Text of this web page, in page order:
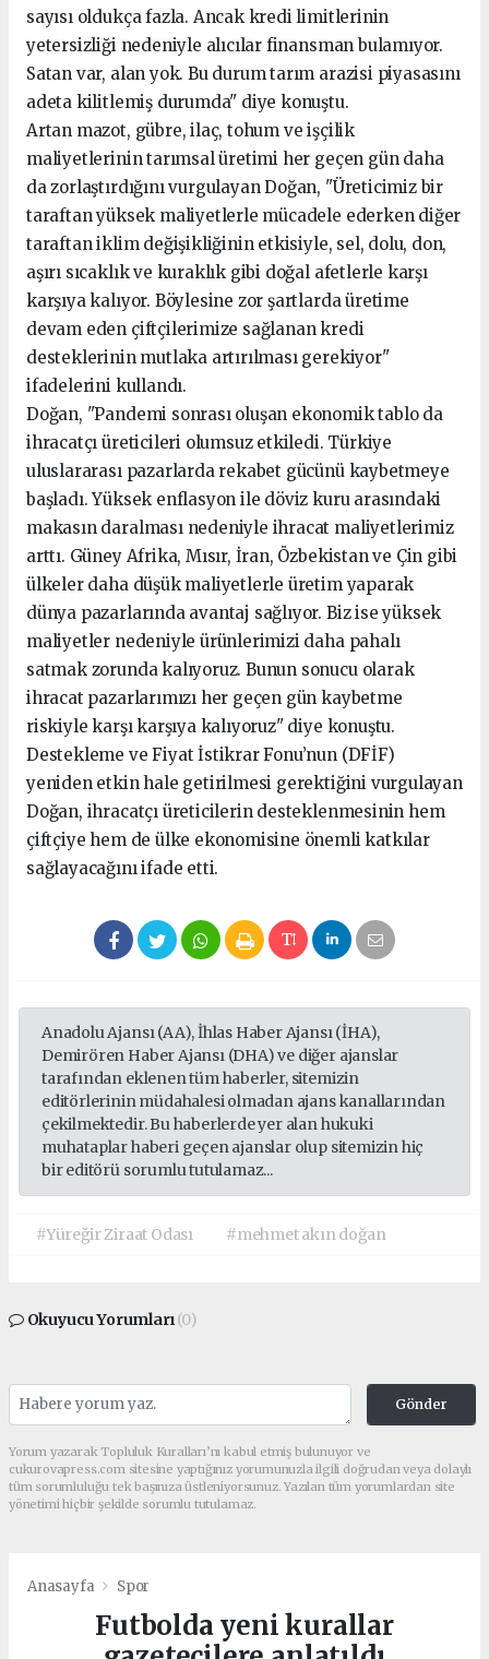
sayısı oldukça fazla. Ancak kredi limitlerinin
yetersizliği nedeniyle alıcılar finansman bulamıyor.
Satan var, alan yok. Bu durum tarım arazisi piyasasını
adeta kilitlemiş durumda" diye konuştu.
Artan mazot, gübre, ilaç, tohum ve işçilik
maliyetlerinin tarımsal üretimi her geçen gün daha
da zorlaştırdığını vurgulayan Doğan, "Üreticimiz bir
taraftan yüksek maliyetlerle mücadele ederken diğer
taraftan iklim değişikliğinin etkisiyle, sel, dolu, don,
aşırı sıcaklık ve kuraklık gibi doğal afetlerle karşı
karşıya kalıyor. Böylesine zor şartlarda üretime
devam eden çiftçilerimize sağlanan kredi
desteklerinin mutlaka artırılması gerekiyor"
ifadelerini kullandı.
Doğan, "Pandemi sonrası oluşan ekonomik tablo da
ihracatçı üreticileri olumsuz etkiledi. Türkiye
uluslararası pazarlarda rekabet gücünü kaybetmeye
başladı. Yüksek enflasyon ile döviz kuru arasındaki
makasın daralması nedeniyle ihracat maliyetlerimiz
arttı. Güney Afrika, Mısır, İran, Özbekistan ve Çin gibi
ülkeler daha düşük maliyetlerle üretim yaparak
dünya pazarlarında avantaj sağlıyor. Biz ise yüksek
maliyetler nedeniyle ürünlerimizi daha pahalı
satmak zorunda kalıyoruz. Bunun sonucu olarak
ihracat pazarlarımızı her geçen gün kaybetme
riskiyle karşı karşıya kalıyoruz" diye konuştu.
Destekleme ve Fiyat İstikrar Fonu’nun (DFİF)
yeniden etkin hale getirilmesi gerektiğini vurgulayan
Doğan, ihracatçı üreticilerin desteklenmesinin hem
çiftçiye hem de ülke ekonomisine önemli katkılar
sağlayacağını ifade etti.
Anadolu Ajansı (AA), İhlas Haber Ajansı (İHA),
Demirören Haber Ajansı (DHA) ve diğer ajanslar
tarafından eklenen tüm haberler, sitemizin
editörlerinin müdahalesi olmadan ajans kanallarından
çekilmektedir. Bu haberlerde yer alan hukuki
muhataplar haberi geçen ajanslar olup sitemizin hiç
bir editörü sorumlu tutulamaz...
#Yüreğir Ziraat Odası #mehmet akın doğan
Okuyucu Yorumları(0)
Gönder
Yorum yazarak Topluluk Kuralları’nı kabul etmiş bulunuyor ve
cukurovapress.com sitesine yaptığınız yorumunuzla ilgili doğrudan veya dolaylı
tüm sorumluluğu tek başınıza üstleniyorsunuz. Yazılan tüm yorumlardan site
yönetimi hiçbir şekilde sorumlu tutulamaz.
Anasayfa Spor
Futbolda yeni kurallar